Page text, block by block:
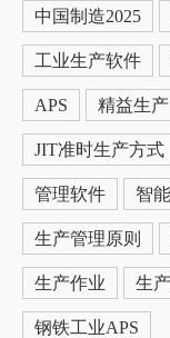
中国制造2025
工业生产软件
APS 精益生产
JIT准时生产方式
管理软件 智
生产管理原则
生产作业 生
钢铁工业APS